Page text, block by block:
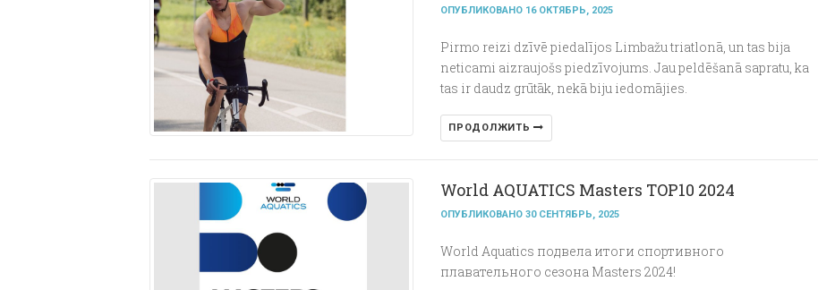
ОПУБЛИКОВАНО 16 ОКТЯБРЬ, 2025
Pirmo reizi dzīvē piedalījos Limbažu triatlonā, un tas bija
neticami aizraujošs piedzīvojums. Jau peldēšanā sapratu, ka
tas ir daudz grūtāk, nekā biju iedomājies.
ПРОДОЛЖИТЬ
World AQUATICS Masters TOP10 2024
ОПУБЛИКОВАНО 30 СЕНТЯБРЬ, 2025
World Aquatics подвела итоги спортивного
плавательного сезона Masters 2024!